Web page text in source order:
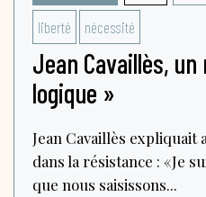
liberté nécessité
Jean Cavaillès,
logique »
Jean Cavaillès expliquait
dans la résistance : « Je
que nous saisissons...